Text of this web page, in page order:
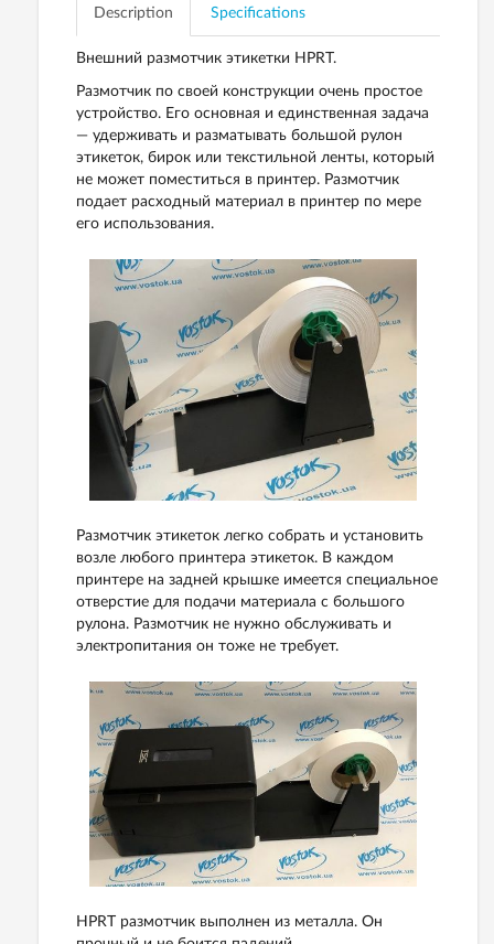
Description Specifications
Внешний размотчик этикетки HPRT.
Размотчик по своей конструкции очень простое
устройство. Его основная и единственная задача
— удерживать и разматывать большой рулон
этикеток, бирок или текстильной ленты, который
не может поместиться в принтер. Размотчик
подает расходный материал в принтер по мере
его использования.
Размотчик этикеток легко собрать и установить
возле любого принтера этикеток. В каждом
принтере на задней крышке имеется специальное
отверстие для подачи материала с большого
рулона. Размотчик не нужно обслуживать и
электропитания он тоже не требует.
HPRT размотчик выполнен из металла. Он